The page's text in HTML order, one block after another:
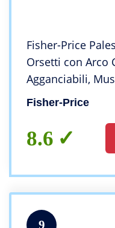
Fisher-Price
Orsetti con Arco
Agganciabili,
da 0+ Mesi, DYW46
Fisher-Price
8.6